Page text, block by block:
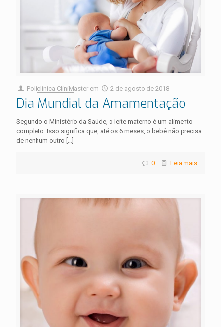
Policlínica CliniMaster em 2 de agosto de 2018
Dia Mundial da Amamentação
Segundo o Ministério da Saúde, o leite materno é um alimento
completo. Isso significa que, até os 6 meses, o bebê não precisa
de nenhum outro
0 Leia mais